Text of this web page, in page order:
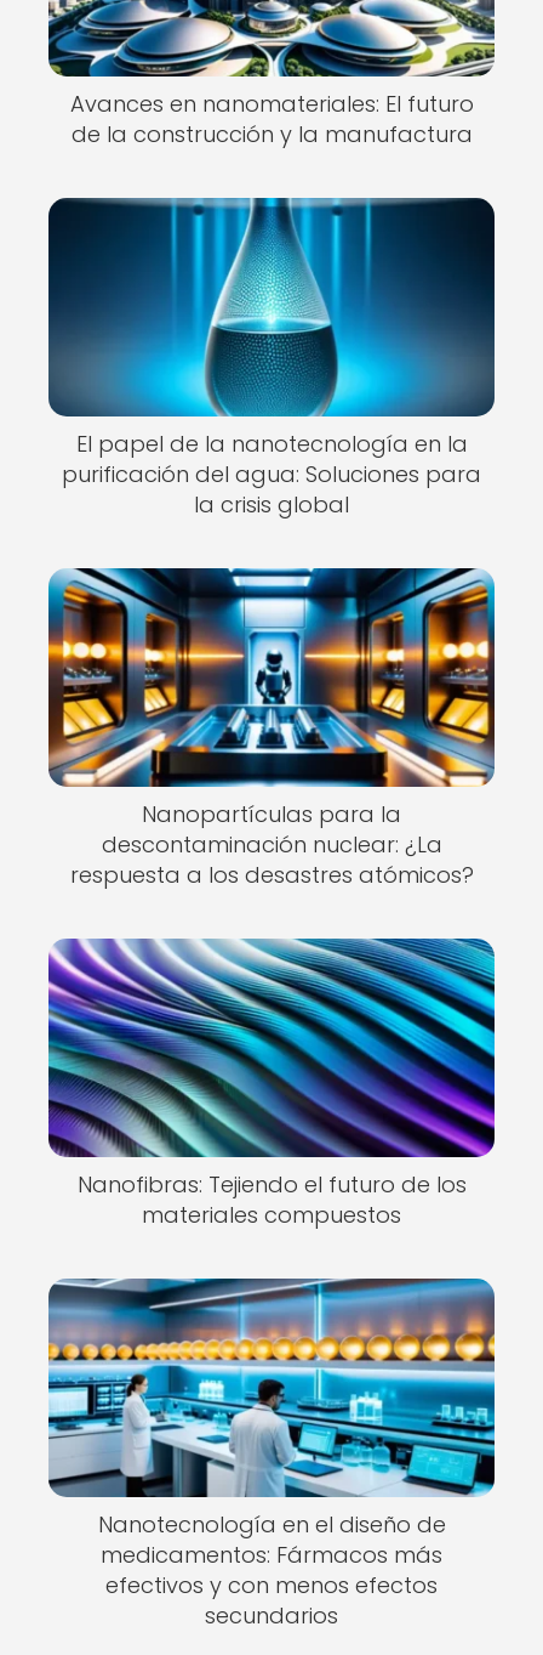
Avances en nanomateriales: El futuro
de la construcción y la manufactura
El papel de la nanotecnología en la
purificación del agua: Soluciones para
la crisis global
Nanopartículas para la
descontaminación nuclear: ¿La
respuesta a los desastres atómicos?
Nanofibras: Tejiendo el futuro de los
materiales compuestos
Nanotecnología en el diseño de
medicamentos: Fármacos más
efectivos y con menos efectos
secundarios